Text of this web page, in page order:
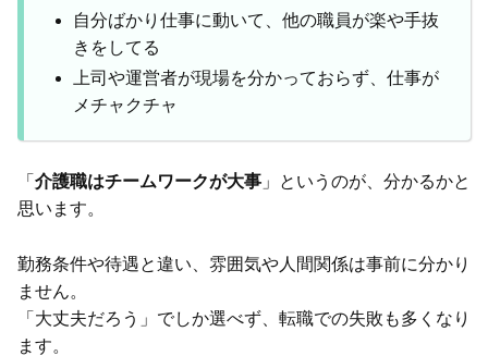
自分ばかり仕事に動いて、他の職員が楽や手抜
きをしてる
上司や運営者が現場を分かっておらず、仕事が
メチャクチャ
「 介護職はチームワークが大事 」というのが、分かるかと
思います。
勤務条件や待遇と違い、雰囲気や人間関係は事前に分かり
ません。
「大丈夫だろう」でしか選べず、転職での失敗も多くなり
ます。